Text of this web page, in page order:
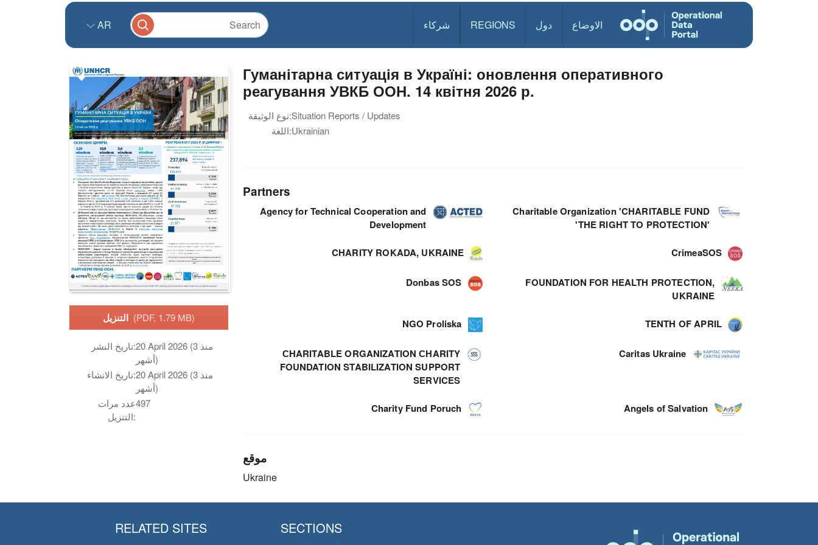
الاوضاع دول REGIONS شركاء AR
(PDF, 1.79 MB)
تاريخ النشر:20 April 2026 (منذ 3
أشهر)
تاريخ الانشاء:20 April 2026 (منذ 3
أشهر)
عدد مرات
التنزيل:
497
Гуманітарна ситуація в Україні: оновлення оперативного
реагування УВКБ ООН. 14 квітня 2026 р.
نوع الوثيقة:Situation Reports / Updates
اللغة:Ukrainian
Partners
Agency for Technical Cooperation and
Development
Charitable Organization 'CHARITABLE FUND
'THE RIGHT TO PROTECTION'
CHARITY ROKADA, UKRAINE CrimeaSOS
Donbas SOS
FOUNDATION FOR HEALTH PROTECTION,
UKRAINE
NGO Proliska TENTH OF APRIL
СHARITABLE ORGANIZATION СHARITY
FOUNDATION STABILIZATION SUPPORT
SERVICES
Caritas Ukraine
Charity Fund Poruch Angels of Salvation
موقع
Ukraine
SECTIONS
RELATED SITES